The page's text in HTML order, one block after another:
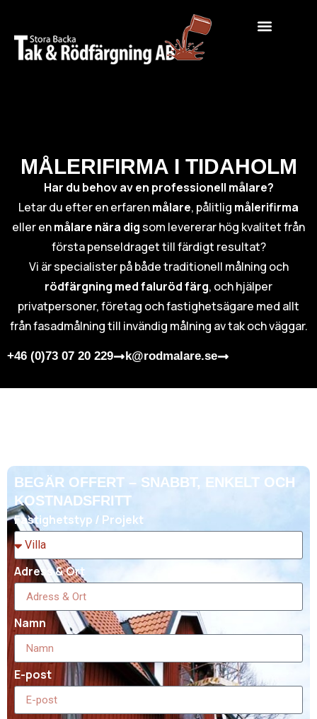
MÅLERIFIRMA I TIDAHOLM
Har du behov av en professionell målare?
Letar du efter en erfarenmålare, pålitlig målerifirma
eller enmålare nära digsom levererar hög kvalitet från
första penseldraget till färdigt resultat?
Vi är specialister på både traditionell målning och
rödfärgning med faluröd färg, och hjälper
privatpersoner, företag och fastighetsägare med allt
från fasadmålning till invändig målning av tak och väggar.
+46 (0)73 07 20 229 k@rodmalare.se
BEGÄR OFFERT – SNABBT, ENKELT OCH
KOSTNADSFRITT
Fastighetstyp / Projekt
Adress & Ort
Namn
E-post